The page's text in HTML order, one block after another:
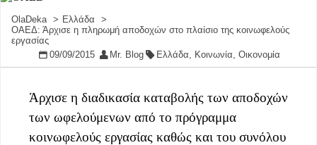
OlaDeka
Ελλάδα
ΟΑΕΔ: Άρχισε η πληρωμή αποδοχών στο πλαίσιο της κοινωφελούς
εργασίας
09/09/2015
Mr. Blog Ελλάδα, Κοινωνία,Οικονομία
Άρχισε η διαδικασία καταβολής των αποδοχών
των ωφελούμενων από το πρόγραμμα
κοινωφελούς εργασίας καθώς και του συνόλου